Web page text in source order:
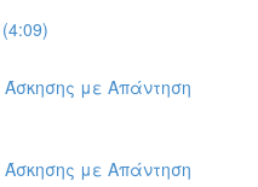
Άσκησης με Απάντηση
με Απάντηση